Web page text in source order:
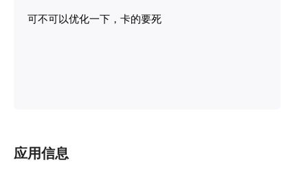
集成了懒猫的OIDC，我们点下方的按钮 !
#### 1. 创建你的第一个数据库 进入 Teable 后，
你会看到"数据库"这个概念。对于不熟悉数据库
可不可以优化一下，卡的要死
应用信息